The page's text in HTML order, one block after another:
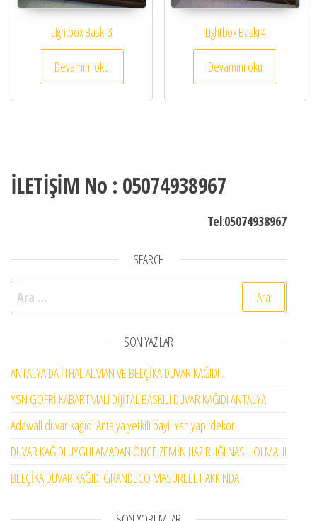
Lightbox Baskı 3
Devamını oku
Lightbox Baskı 4
Devamını oku
İLETİŞİM No : 05074938967
Tel:05074938967
SEARCH
Arama:
SON YAZILAR
ANTALYA’DA İTHAL ALMAN VE BELÇİKA DUVAR KAĞIDI .
YSN GOFRİ KABARTMALI DİJİTAL BASKILI DUVAR KAĞIDI ANTALYA
Adawall duvar kağıdı Antalya yetkili bayii Ysn yapı dekor
DUVAR KAĞIDI UYGULAMADAN ÖNCE ZEMİN HAZIRLIĞI NASIL OLMALI!
BELÇİKA DUVAR KAĞIDI GRANDECO MASUREEL HAKKINDA